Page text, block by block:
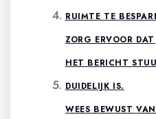
RUIMTE TE
ZORG ERVOOR
HET BERICHT
DUIDELIJK IS.
WEES BEWUST